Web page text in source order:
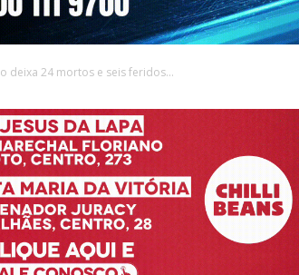
deixa 24 mortos e seis feridos...